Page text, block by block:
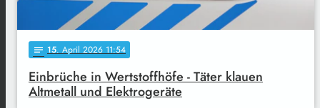
notes 15. April 2026 11:54
Einbrüche in Wertstoffhöfe - Täter klauen
Altmetall und Elektrogeräte